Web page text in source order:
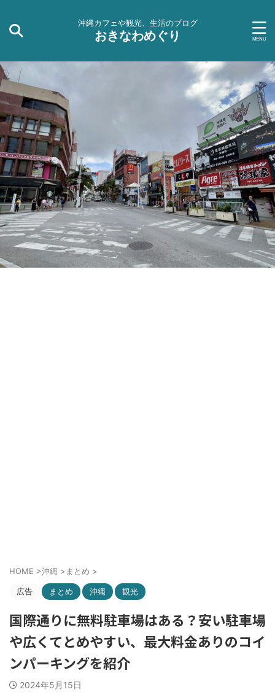
沖縄カフェや観光、生活のブログ
おきなわめぐり
HOME >沖縄 > まとめ >
広告 まとめ 沖縄 観光
国際通りに無料駐車場はある？安い駐車場
や広くてとめやすい、最大料金ありのコイ
ンパーキングを紹介
2024年5月15日